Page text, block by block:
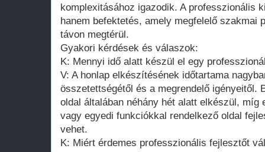
komplexitásához igazodik. A professzionális
hanem befektetés, amely megfelelő szakmai
távon megtérül.
Gyakori kérdések és válaszok:
K: Mennyi idő alatt készül el egy
V: A honlap elkészítésének időtartama
összetettségétől és a megrendelő igényeitől.
oldal általában néhány hét alatt elkészül, míg
vagy egyedi funkciókkal rendelkező oldal
vehet.
K: Miért érdemes professzionális fejlesztőt